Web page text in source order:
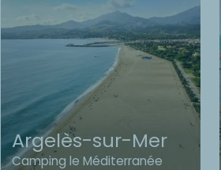
Argelès-sur-Mer
Camping le Méditerranée